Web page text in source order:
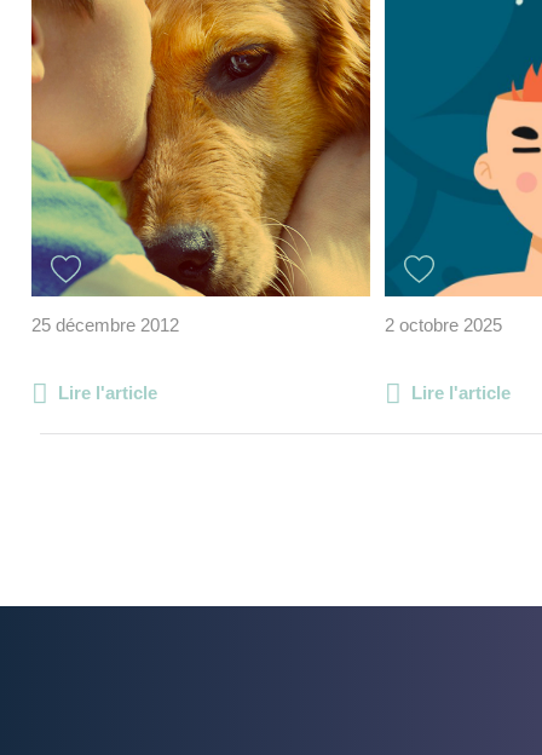
25 décembre 2012
Lire l'article
2 octobre 2025
Lire l'article